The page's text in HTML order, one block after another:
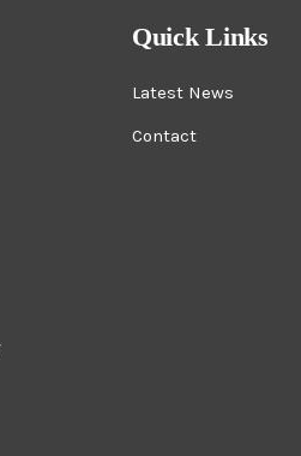
Quick Links
Latest News
Contact